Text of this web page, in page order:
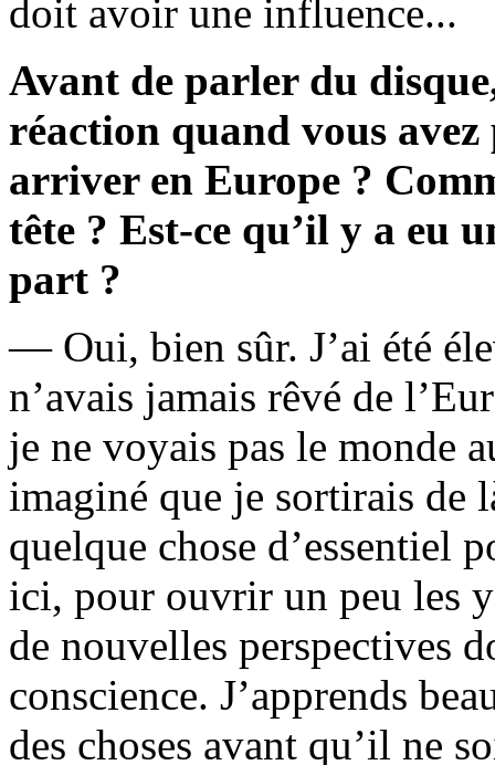
doit avoir une influence...
Avant de parler du
réaction quand vous
arriver en Europe ?
tête ? Est-ce qu’il y a eu
part ?
— Oui, bien sûr. J’ai été
n’avais jamais rêvé de
je ne voyais pas le monde
imaginé que je sortirais de
quelque chose d’essentiel
ici, pour ouvrir un peu les
de nouvelles perspectives
conscience. J’apprends
des choses avant qu’il ne